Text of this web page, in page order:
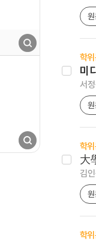
학
미
서
학
大
김
학